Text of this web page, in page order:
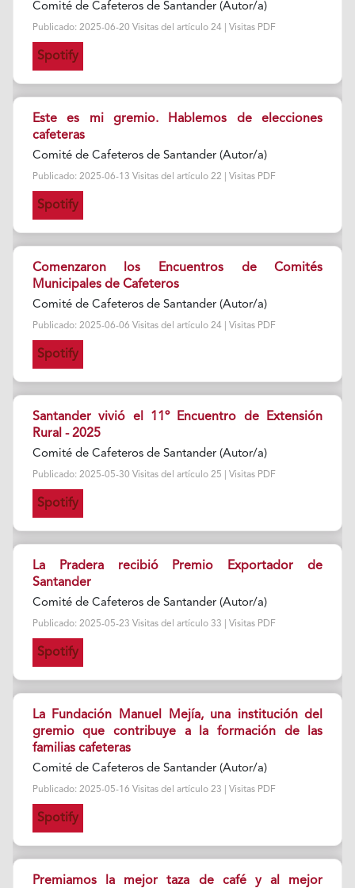
Comité de Cafeteros de Santander (Autor/a)
Publicado: 2025-06-20 Visitas del artículo 24 | Visitas PDF
Spotify
Este es mi gremio. Hablemos de elecciones
cafeteras
Comité de Cafeteros de Santander (Autor/a)
Publicado: 2025-06-13 Visitas del artículo 22 | Visitas PDF
Spotify
Comenzaron los Encuentros de Comités
Municipales de Cafeteros
Comité de Cafeteros de Santander (Autor/a)
Publicado: 2025-06-06 Visitas del artículo 24 | Visitas PDF
Spotify
Santander vivió el 11º Encuentro de Extensión
Rural - 2025
Comité de Cafeteros de Santander (Autor/a)
Publicado: 2025-05-30 Visitas del artículo 25 | Visitas PDF
Spotify
La Pradera recibió Premio Exportador de
Santander
Comité de Cafeteros de Santander (Autor/a)
Publicado: 2025-05-23 Visitas del artículo 33 | Visitas PDF
Spotify
La Fundación Manuel Mejía, una institución del
gremio que contribuye a la formación de las
familias cafeteras
Comité de Cafeteros de Santander (Autor/a)
Publicado: 2025-05-16 Visitas del artículo 23 | Visitas PDF
Spotify
Premiamos la mejor taza de café y al mejor